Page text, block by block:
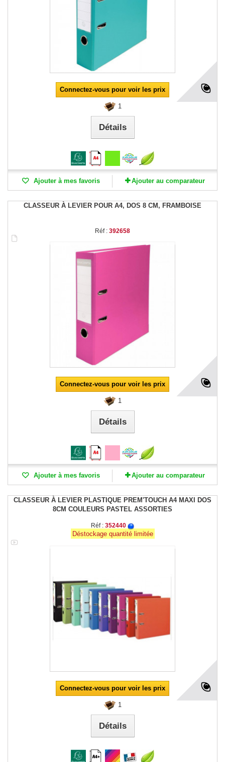
Connectez-vous pour voir les prix
1
Détails
Ajouter à mes favoris Ajouter au comparateur
CLASSEUR À LEVIER POUR A4, DOS 8 CM, FRAMBOISE
Réf : 392658
Connectez-vous pour voir les prix
1
Détails
Ajouter à mes favoris Ajouter au comparateur
CLASSEUR À LEVIER PLASTIQUE PREM'TOUCH A4 MAXI DOS
8CM COULEURS PASTEL ASSORTIES
Réf : 352440
Déstockage quantité limitée
Connectez-vous pour voir les prix
1
Détails